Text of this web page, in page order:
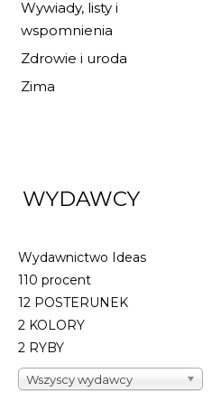
Wywiady, listy i
wspomnienia
Zdrowie i uroda
Zima
WYDAWCY
Wydawnictwo Ideas
110 procent
12 POSTERUNEK
2 KOLORY
2 RYBY
Wszyscy wydawcy